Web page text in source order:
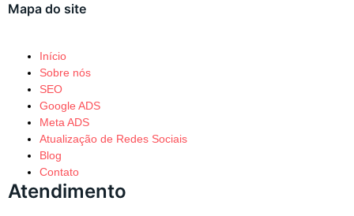
Mapa do site
Início
Sobre nós
SEO
Google ADS
Meta ADS
Atualização de Redes Sociais
Blog
Contato
Atendimento